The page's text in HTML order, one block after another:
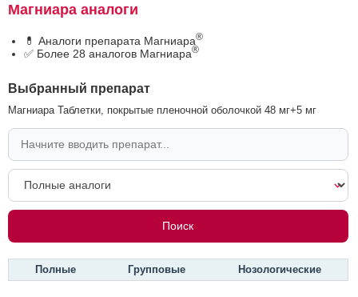
Магниара аналоги
💊 Аналоги препарата Магниара®
✅ Более 28 аналогов Магниара®
Выбранный препарат
Магниара Таблетки, покрытые пленочной оболочкой 48 мг+5 мг
Полные Групповые Нозологические